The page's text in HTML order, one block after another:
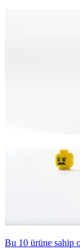
Bu 10 ürüne sahip